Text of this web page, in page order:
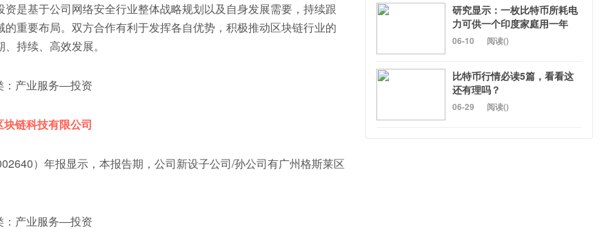
是基于公司网络安全行业整体战略规划以及自身发展需要，持续跟
重要布局。双方合作有利于发挥各自优势，积极推动区块链行业的
持续、高效发展。
产业服务―投资
链科技有限公司
）年报显示，本报告期，公司新设子公司/孙公司有广州格斯莱区
产业服务―投资
研究显示：一枚比特币所耗电
力可供一个印度家庭用一年
06-10 阅读()
比特币行情必读5篇，看看这
还有理吗？
06-29 阅读()